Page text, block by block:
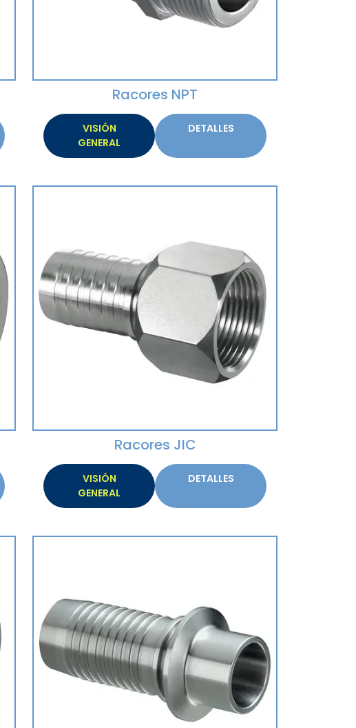
Racores NPT
VISIÓN
GENERAL
DETALLES
Racores JIC
VISIÓN
GENERAL
DETALLES